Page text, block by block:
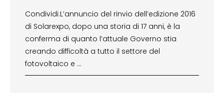
Condividi:L’annuncio del rinvio dell’edizione 2016
di Solarexpo, dopo una storia di 17 anni, è la
conferma di quanto l’attuale Governo stia
creando difficoltà a tutto il settore del
fotovoltaico e …